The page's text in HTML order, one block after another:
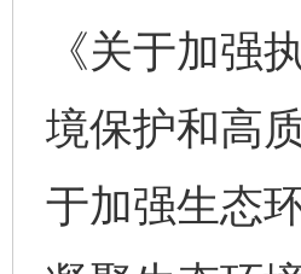
《关于加强
境保护和高
于加强生态